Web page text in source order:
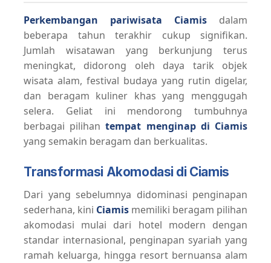
Perkembangan pariwisata Ciamis dalam
beberapa tahun terakhir cukup signifikan.
Jumlah wisatawan yang berkunjung terus
meningkat, didorong oleh daya tarik objek
wisata alam, festival budaya yang rutin digelar,
dan beragam kuliner khas yang menggugah
selera. Geliat ini mendorong tumbuhnya
berbagai pilihantempat menginap di Ciamis
yang semakin beragam dan berkualitas.
Transformasi Akomodasi di Ciamis
Dari yang sebelumnya didominasi penginapan
sederhana, kini Ciamis memiliki beragam pilihan
akomodasi mulai dari hotel modern dengan
standar internasional, penginapan syariah yang
ramah keluarga, hingga resort bernuansa alam